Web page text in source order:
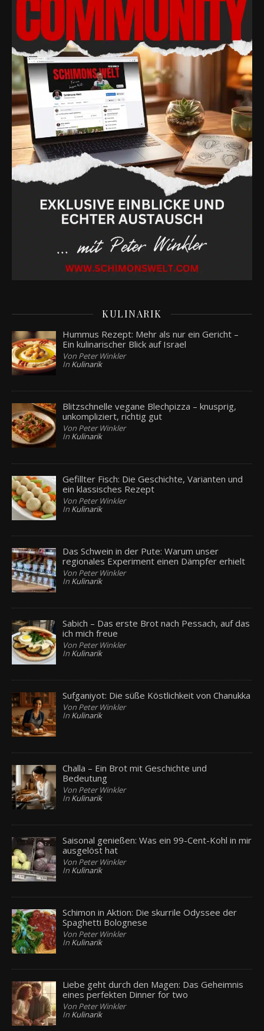
KULINARIK
Hummus Rezept: Mehr als nur ein Gericht –
Ein kulinarischer Blick auf Israel
Von Peter Winkler
In Kulinarik
Blitzschnelle vegane Blechpizza – knusprig,
unkompliziert, richtig gut
Von Peter Winkler
In Kulinarik
Gefillter Fisch: Die Geschichte, Varianten und
ein klassisches Rezept
Von Peter Winkler
In Kulinarik
Das Schwein in der Pute: Warum unser
regionales Experiment einen Dämpfer erhielt
Von Peter Winkler
In Kulinarik
Sabich – Das erste Brot nach Pessach, auf das
ich mich freue
Von Peter Winkler
In Kulinarik
Sufganiyot: Die süße Köstlichkeit von Chanukka
Von Peter Winkler
In Kulinarik
Challa – Ein Brot mit Geschichte und
Bedeutung
Von Peter Winkler
In Kulinarik
Saisonal genießen: Was ein 99-Cent-Kohl in mir
ausgelöst hat
Von Peter Winkler
In Kulinarik
Schimon in Aktion: Die skurrile Odyssee der
Spaghetti Bolognese
Von Peter Winkler
In Kulinarik
Liebe geht durch den Magen: Das Geheimnis
eines perfekten Dinner for two
Von Peter Winkler
In Kulinarik